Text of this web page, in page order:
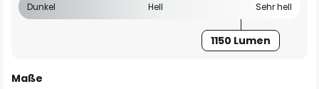
Dunkel Hell Sehr hell
1150 Lumen
Maße